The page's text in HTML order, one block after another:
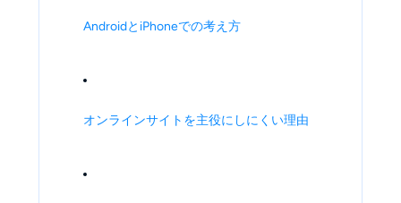
AndroidとiPhoneでの考え方
オンラインサイトを主役にしにくい理由